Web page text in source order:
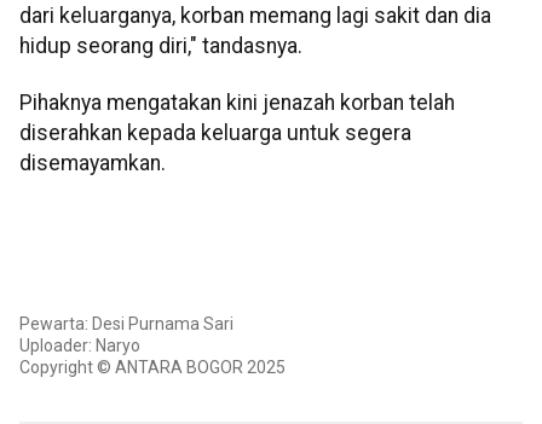
dari keluarganya, korban memang lagi sakit dan dia
hidup seorang diri," tandasnya.
Pihaknya mengatakan kini jenazah korban telah
diserahkan kepada keluarga untuk segera
disemayamkan.
Pewarta: Desi Purnama Sari
Uploader: Naryo
Copyright © ANTARA BOGOR 2025